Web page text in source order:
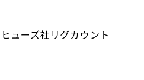
ーズ社リグカウント